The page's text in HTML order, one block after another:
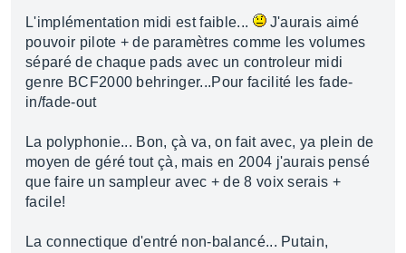
L'implémentation midi est faible...
J'aurais aimé
pouvoir pilote + de paramètres comme les volumes
séparé de chaque pads avec un controleur midi
genre BCF2000 behringer...Pour facilité les fade-
in/fade-out
La polyphonie... Bon, çà va, on fait avec, ya plein de
moyen de géré tout çà, mais en 2004 j'aurais pensé
que faire un sampleur avec + de 8 voix serais +
facile!
La connectique d'entré non-balancé... Putain,